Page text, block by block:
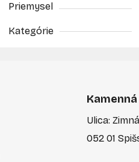
Priemysel
Kategórie
Ulica:
052 01